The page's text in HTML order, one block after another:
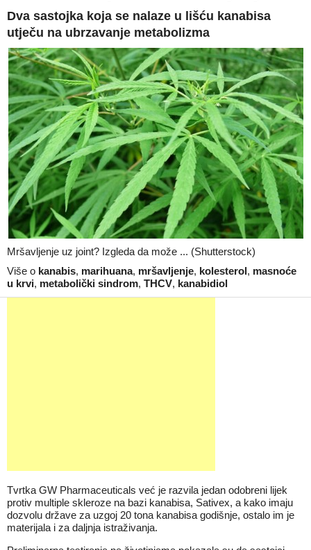
Dva sastojka koja se nalaze u lišću kanabisa
utječu na ubrzavanje metabolizma
Mršavljenje uz joint? Izgleda da može ... (Shutterstock)
Više o kanabis, marihuana, mršavljenje, kolesterol, masnoće
u krvi, metabolički sindrom, THCV, kanabidiol
Tvrtka GW Pharmaceuticals već je razvila jedan odobreni lijek
protiv multiple skleroze na bazi kanabisa, Sativex, a kako imaju
dozvolu države za uzgoj 20 tona kanabisa godišnje, ostalo im je
materijala i za daljnja istraživanja.